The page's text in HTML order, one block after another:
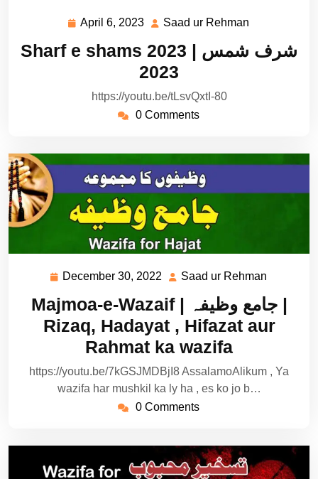
April 6, 2023 April
2023
Saad ur Rehman
Rehman
Sharf e shams 2023 | شرف شمس
2023
https://youtu.be/tLsvQxtI-80
0 Comments
December 30, 2022 December
2022
Saad ur Rehman
Rehman
Majmoa-e-Wazaif | جامع وظیفہ |
Rizaq, Hadayat , Hifazat aur
Rahmat ka wazifa
https://youtu.be/7kGSJMDBjI8 AssalamoAlikum , Ya
wazifa har mushkil ka ly ha , es ko jo b…
0 Comments